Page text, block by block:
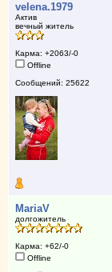
velena.1979
Актив
вечный житель
Карма: +2063/-0
Offline
Сообщений: 25622
MariaV
долгожитель
Карма: +62/-0
Offline